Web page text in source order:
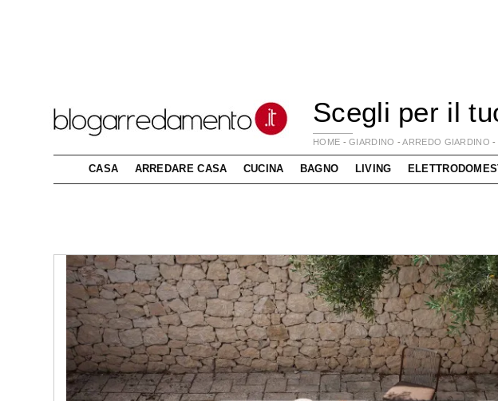
Scegli per il
HOME -GIARDINO -ARREDO GIARDINO -
CASA ARREDARE CASA CUCINA BAGNO LIVING